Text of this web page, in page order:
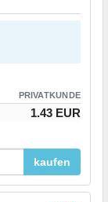
PRIVATKUNDE
1.43 EUR
kaufen